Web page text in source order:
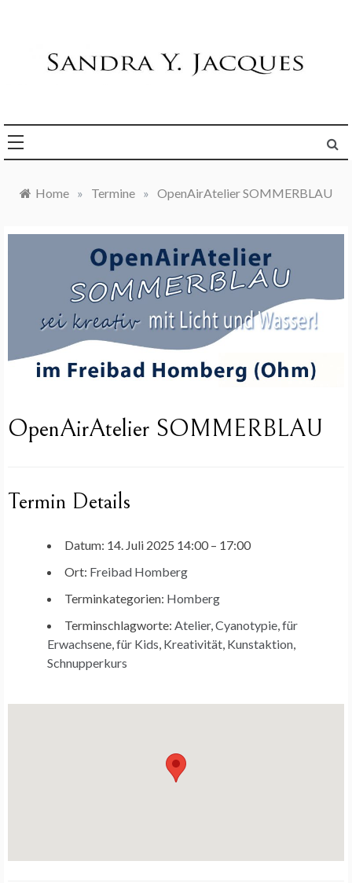
Home » Termine » OpenAirAtelier SOMMERBLAU
OpenAirAtelier SOMMERBLAU
Termin Details
Datum: 14. Juli 2025 14:00 – 17:00
Ort: Freibad Homberg
Terminkategorien: Homberg
Terminschlagworte: Atelier,Cyanotypie,für
Erwachsene,für Kids, Kreativität, Kunstaktion,
Schnupperkurs